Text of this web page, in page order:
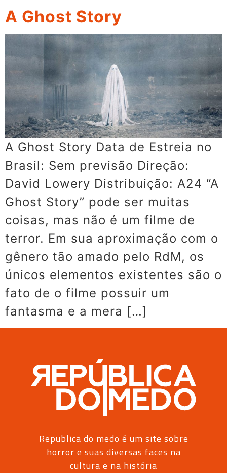
A Ghost Story
A Ghost Story Data de Estreia no
Brasil: Sem previsão Direção:
David Lowery Distribuição: A24 “A
Ghost Story” pode ser muitas
coisas, mas não é um filme de
terror. Em sua aproximação com o
gênero tão amado pelo RdM, os
únicos elementos existentes são o
fato de o filme possuir um
fantasma e a mera […]
Republica do medo é um site sobre
horror e suas diversas faces na
cultura e na história